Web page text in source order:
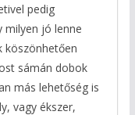
pedig
milyen jó lenne
köszönhetően
sámán dobok
más lehetőség is
vagy ékszer,